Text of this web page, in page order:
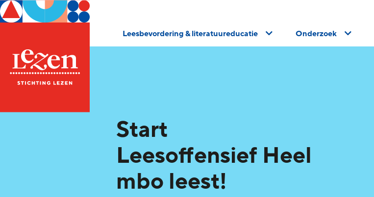
Leesbevordering & literatuureducatie Onderzoek
Start
Leesoffensief Heel
mbo leest!